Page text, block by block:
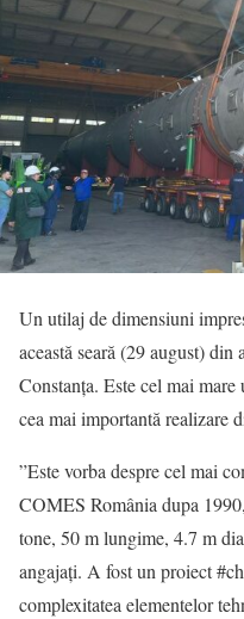
Un utilaj de dimensiuni
această seară (29 august)
Constanța. Este cel mai
cea mai importantă realizare
”Este vorba despre cel mai
COMES România dupa
tone, 50 m lungime, 4.7 m
angajați. A fost un proiect
complexitatea elementelor